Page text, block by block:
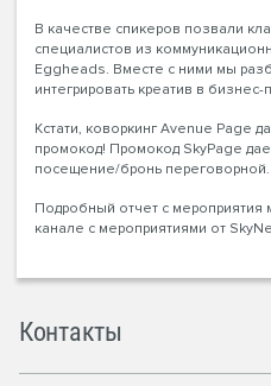
В качестве спикеров позвали
специалистов из
Eggheads. Вместе с ними мы
интегрировать креатив в
Кстати, коворкинг Avenue Page
промокод! Промокод SkyPage
посещение/бронь переговорной.
Подробный отчет с мероприятия
канале с мероприятиями от
Контакты